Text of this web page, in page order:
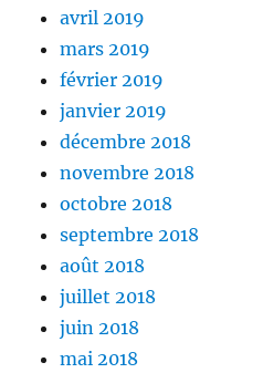
avril 2019
mars 2019
février 2019
janvier 2019
décembre 2018
novembre 2018
octobre 2018
septembre 2018
août 2018
juillet 2018
juin 2018
mai 2018